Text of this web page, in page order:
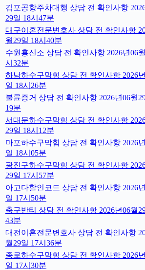
김포공항주차대행 상담 전 확인사항
29일 18시47분
대구이혼전문변호사 상담 전 확인사항
월29일 18시40분
수원흥신소 상담 전 확인사항 2026년06
시32분
하남하수구막힘 상담 전 확인사항 2026
일 18시26분
불륜증거 상담 전 확인사항 2026년06월
19분
서대문하수구막힘 상담 전 확인사항
29일 18시12분
마포하수구막힘 상담 전 확인사항 2026
일 18시05분
광진구하수구막힘 상담 전 확인사항
29일 17시57분
아고다할인코드 상담 전 확인사항 2026
일 17시50분
축구반티 상담 전 확인사항 2026년06월
43분
대전이혼전문변호사 상담 전 확인사항
월29일 17시36분
종로하수구막힘 상담 전 확인사항 2026
일 17시30분